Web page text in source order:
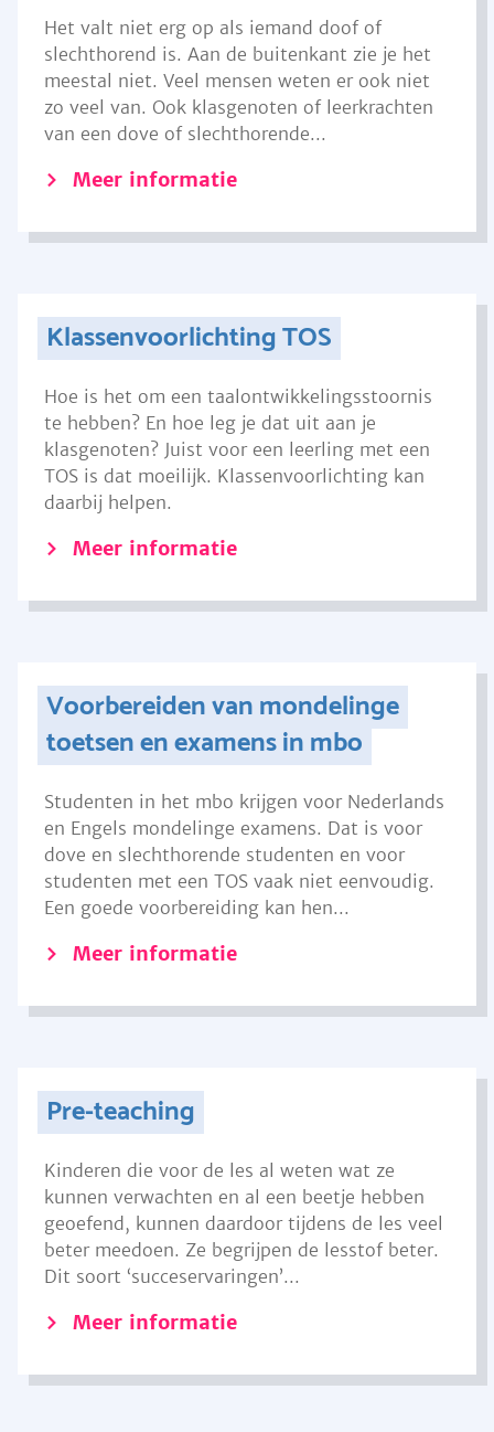
Het valt niet erg op als iemand doof of
slechthorend is. Aan de buitenkant zie je het
meestal niet. Veel mensen weten er ook niet
zo veel van. Ook klasgenoten of leerkrachten
van een dove of slechthorende...
Meer informatie
Klassenvoorlichting TOS
Hoe is het om een taalontwikkelingsstoornis
te hebben? En hoe leg je dat uit aan je
klasgenoten? Juist voor een leerling met een
TOS is dat moeilijk. Klassenvoorlichting kan
daarbij helpen.
Meer informatie
Voorbereiden van mondelinge
toetsen en examens in mbo
Studenten in het mbo krijgen voor Nederlands
en Engels mondelinge examens. Dat is voor
dove en slechthorende studenten en voor
studenten met een TOS vaak niet eenvoudig.
Een goede voorbereiding kan hen...
Meer informatie
Pre-teaching
Kinderen die voor de les al weten wat ze
kunnen verwachten en al een beetje hebben
geoefend, kunnen daardoor tijdens de les veel
beter meedoen. Ze begrijpen de lesstof beter.
Dit soort ‘succeservaringen’...
Meer informatie